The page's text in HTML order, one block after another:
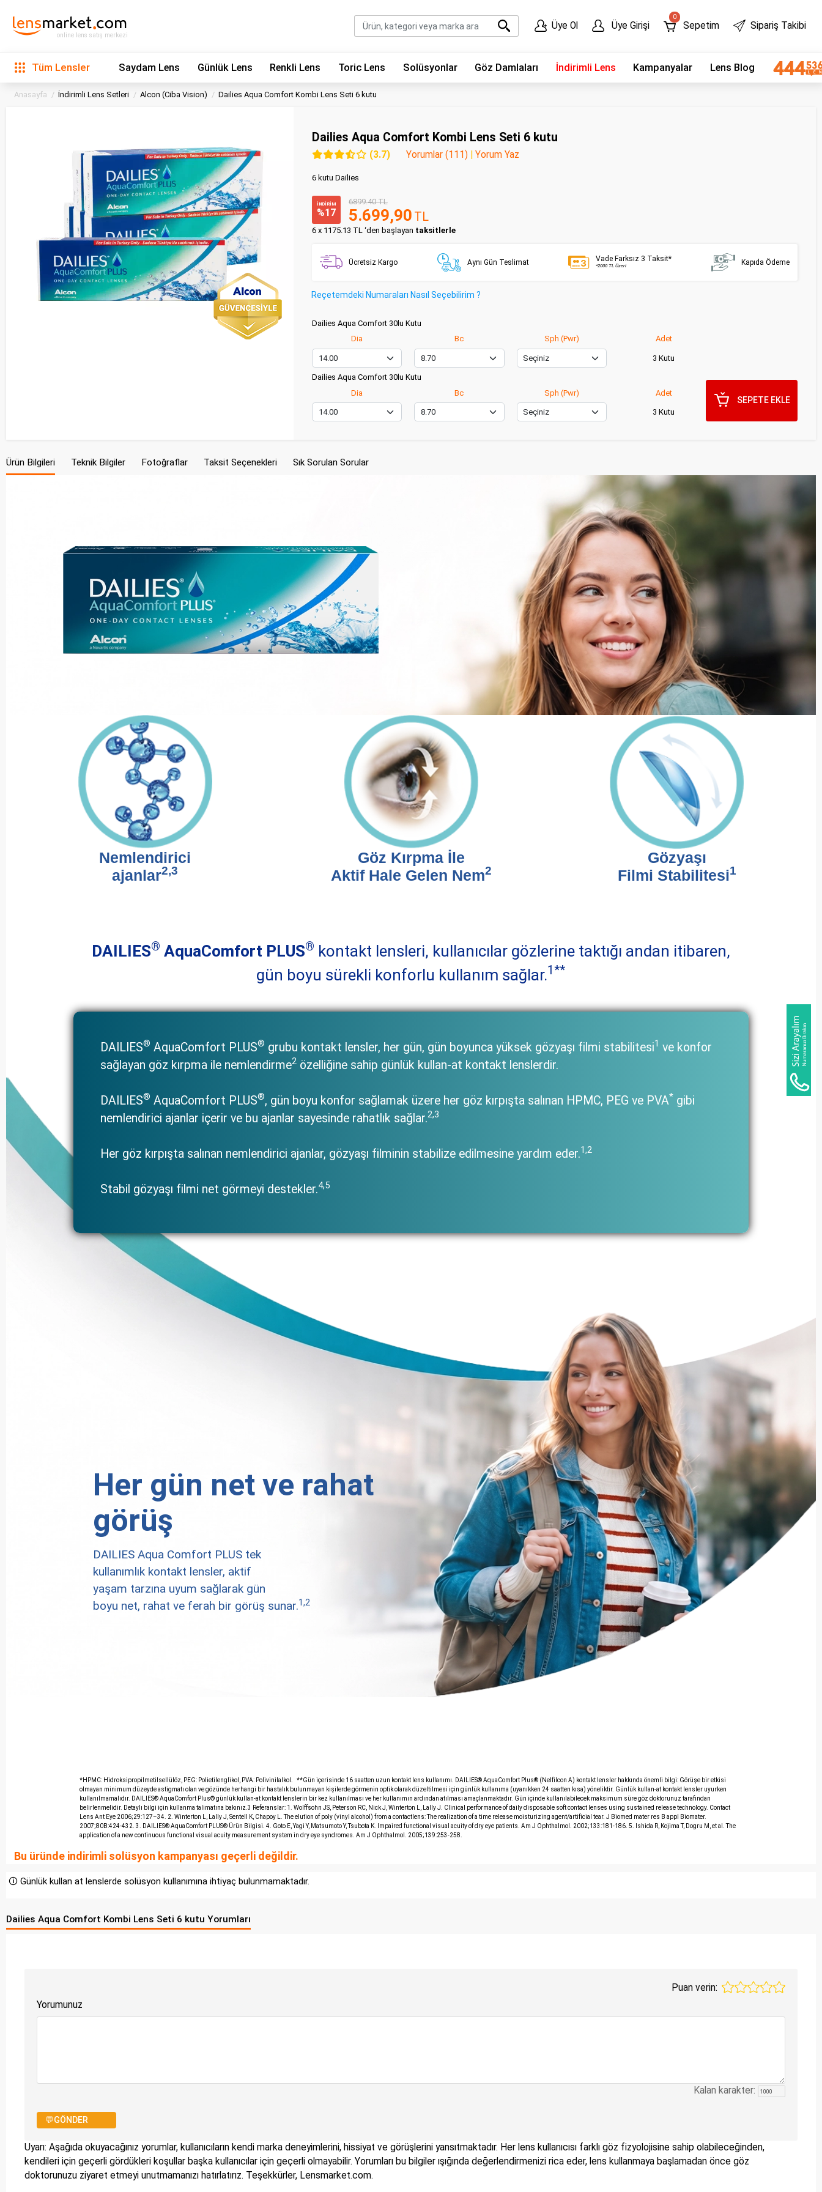
online lens satış merkezi
Üye Ol Üye Girişi
0
Sepetim Sipariş Takibi
Tüm Lensler Saydam Lens Günlük Lens Renkli Lens Toric Lens Solüsyonlar Göz Damlaları İndirimli Lens Kampanyalar Lens Blog
Anasayfa İndirimli Lens Setleri Alcon (Ciba Vision) Dailies Aqua Comfort Kombi Lens Seti 6 kutu
Dailies Aqua Comfort Kombi Lens Seti 6 kutu
(3.7) Yorumlar (111) Yorum Yaz
6 kutu Dailies
İNDİRİM
%17
6899.40 TL
5.699,90 TL
6 x 1175.13 TL ‘den başlayan taksitlerle
Ücretsiz Kargo Aynı Gün Teslimat Vade Farksız 3 Taksit*
*2000 TL Üzeri Kapıda Ödeme
Reçetemdeki Numaraları Nasıl Seçebilirim ?
Dailies Aqua Comfort 30lu Kutu
Dia
Bc Sph (Pwr) Adet
3 Kutu
Dailies Aqua Comfort 30lu Kutu
Dia
Bc Sph (Pwr) Adet
3 Kutu
SEPETE EKLE
Ürün Bilgileri Teknik Bilgiler Fotoğraflar Taksit Seçenekleri Sık Sorulan Sorular
DAILIES®Aqua Comfort Plus®
Her Göz Kırpışta
Tazelenmeyi Sağlar.
Nemlendirici
ajanlar2,3
Göz Kırpma İle
Aktif Hale Gelen Nem2
Gözyaşı
Filmi Stabilitesi1
DAILIES® AquaComfort PLUS® kontakt lensleri, kullanıcılar gözlerine taktığı andan itibaren,
gün boyu sürekli konforlu kullanım sağlar.1**
DAILIES® AquaComfort PLUS® grubu kontakt lensler, her gün, gün boyunca yüksek gözyaşı filmi stabilitesi1 ve konfor
sağlayan göz kırpma ile nemlendirme2 özelliğine sahip günlük kullan-at kontakt lenslerdir.
DAILIES® AquaComfort PLUS®, gün boyu konfor sağlamak üzere her göz kırpışta salınan HPMC, PEG ve PVA* gibi
nemlendirici ajanlar içerir ve bu ajanlar sayesinde rahatlık sağlar.2,3
Her göz kırpışta salınan nemlendirici ajanlar, gözyaşı filminin stabilize edilmesine yardım eder.1,2
Stabil gözyaşı filmi net görmeyi destekler.4,5
Her gün net ve rahat
görüş
DAILIES Aqua Comfort PLUS tek
kullanımlık kontakt lensler, aktif
yaşam tarzına uyum sağlarak gün
boyu net, rahat ve ferah bir görüş sunar.1,2
*HPMC: Hidroksipropilmetilsellülöz, PEG: Polietilenglikol, PVA: Polivinilalkol. **Gün içerisinde 16 saatten uzun kontakt lens kullanımı. DAILIES® AquaComfort Plus® (Nelfilcon A) kontakt lensler hakkında önemli bilgi: Görüşe bir etkisi
olmayan minimum düzeyde astigmatı olan ve gözünde herhangi bir hastalık bulunmayan kişilerde görmenin optik olarak düzeltilmesi için günlük kullanıma (uyanıkken 24 saatten kısa) yöneliktir. Günlük kullan-at kontakt lensler uyurken
kullanılmamalıdır. DAILIES® AquaComfort Plus® günlük kullan-at kontakt lenslerin bir kez kullanılması ve her kullanımın ardından atılması amaçlanmaktadır. Gün içinde kullanılabilecek maksimum süre göz doktorunuz tarafından
belirlenmelidir. Detaylı bilgi için kullanma talimatına bakınız.3 Referanslar: 1. Wolffsohn JS, Peterson RC, Nick J, Winterton L, Lally J. Clinical performance of daily disposable soft contact lenses using sustained release technology. Contact
Lens Ant Eye 2006;29:127–34. 2. Winterton L, Lally J, Sentell K, Chapoy L. The elution of poly (vinyl alcohol) from a contactlens: The realization of a time release moisturizing agent/artificial tear. J Biomed mater res B appl Biomater.
2007;80B:424-432. 3. DAILIES® AquaComfort PLUS® Ürün Bilgisi. 4. Goto E, Yagi Y, Matsumoto Y, Tsubota K. Impaired functional visual acuity of dry eye patients. Am J Ophthalmol. 2002;133:181-186. 5. Ishida R, Kojima T, Dogru M, et al. The
application of a new continuous functional visual acuity measurement system in dry eye syndromes. Am J Ophthalmol. 2005;139:253-258.
Bu üründe indirimli solüsyon kampanyası geçerli değildir.
🛈 Günlük kullan at lenslerde solüsyon kullanımına ihtiyaç bulunmamaktadır.
Dailies Aqua Comfort Kombi Lens Seti 6 kutu Yorumları
Puan verin:
Yorumunuz
Kalan karakter:
💬GÖNDER
Uyarı: Aşağıda okuyacağınız yorumlar, kullanıcıların kendi marka deneyimlerini, hissiyat ve görüşlerini yansıtmaktadır. Her lens kullanıcısı farklı göz fizyolojisine sahip olabileceğinden,
kendileri için geçerli gördükleri koşullar başka kullanıcılar için geçerli olmayabilir. Yorumları bu bilgiler ışığında değerlendirmenizi rica eder, lens kullanmaya başlamadan önce göz
doktorunuzu ziyaret etmeyi unutmamanızı hatırlatırız. Teşekkürler, Lensmarket.com.